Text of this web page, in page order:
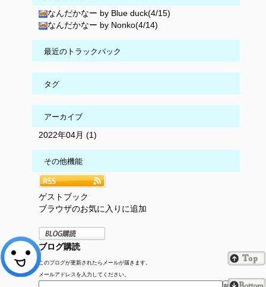
なんだかなー by Blue duck(4/15)
なんだかなー by Nonko(4/14)
最近のトラックバック
タグ
アーカイブ
2022年04月 (1)
その他機能
ゲストブック
ブラウザのお気に入りに追加
ブログ購読
このブログが更新されたらメールが届きます。
メールアドレスを入力してください。